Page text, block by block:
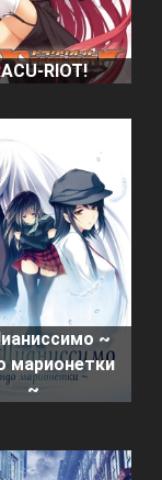
RIOT!
~
марионетки
~